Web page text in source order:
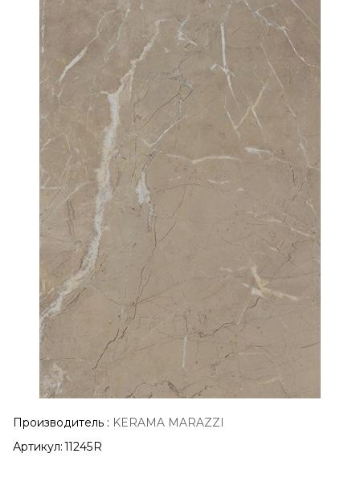
Производитель : KERAMA MARAZZI
Артикул: 11245R